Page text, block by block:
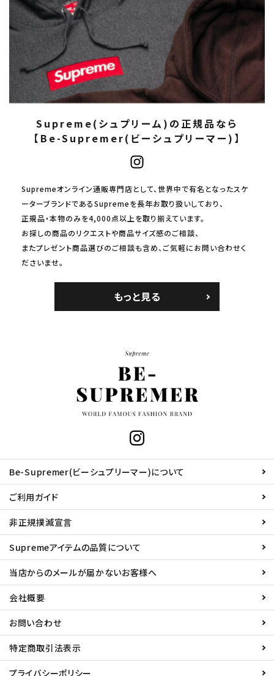
Supreme(シュプリーム)の正規品なら
【Be-Supremer(ビーシュプリーマー)】
Supremeオンライン通販専門店として、世界中で有名となったスケ
ーターブランドであるSupremeを長年お取り扱いしており、
正規品・本物のみを4,000点以上を取り揃えています。
お探しの商品のリクエストや商品サイズ感のご相談、
またプレゼント商品選びのご相談も含め、ご気軽にお問い合わせく
ださいませ。
もっと見る
Be-Supremer(ビーシュプリーマー)について
ご利用ガイド
非正規撲滅宣言
Supremeアイテムの品質について
当店からのメールが届かないお客様へ
会社概要
お問い合わせ
特定商取引法表示
プライバシーポリシー